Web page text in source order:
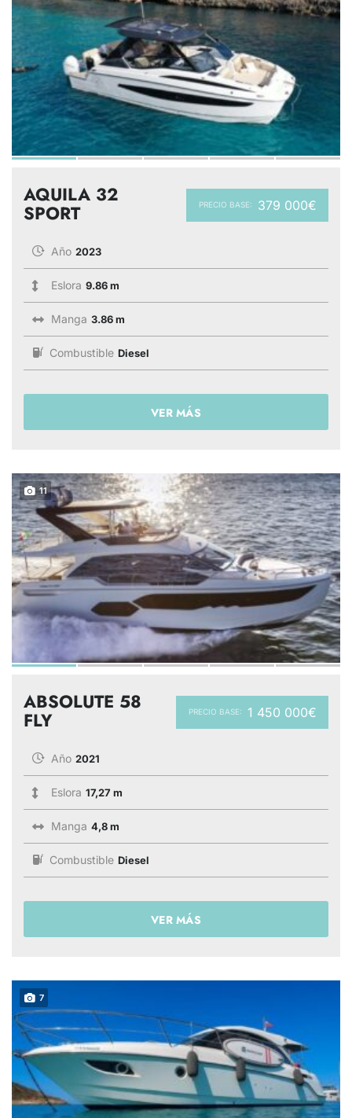
PRECIO BASE: 379 000€
AQUILA 32
SPORT
Año 2023
Eslora 9.86 m
Manga 3.86 m
Combustible Diesel
VER MÁS
11
PRECIO BASE: 1 450 000€
ABSOLUTE 58
FLY
Año 2021
Eslora 17,27 m
Manga 4,8 m
Combustible Diesel
VER MÁS
7